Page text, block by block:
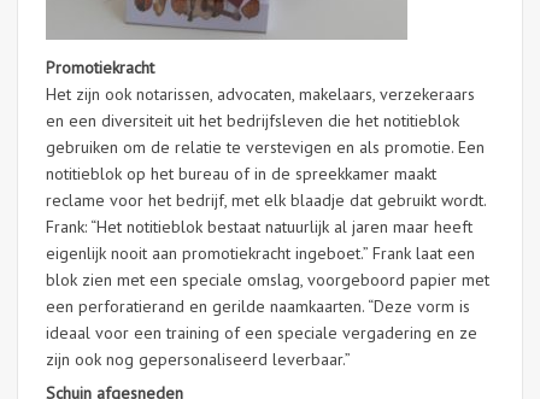
Promotiekracht
Het zijn ook notarissen, advocaten, makelaars, verzekeraars
en een diversiteit uit het bedrijfsleven die het notitieblok
gebruiken om de relatie te verstevigen en als promotie. Een
notitieblok op het bureau of in de spreekkamer maakt
reclame voor het bedrijf, met elk blaadje dat gebruikt wordt.
Frank: “Het notitieblok bestaat natuurlijk al jaren maar heeft
eigenlijk nooit aan promotiekracht ingeboet.” Frank laat een
blok zien met een speciale omslag, voorgeboord papier met
een perforatierand en gerilde naamkaarten. “Deze vorm is
ideaal voor een training of een speciale vergadering en ze
zijn ook nog gepersonaliseerd leverbaar.”
Schuin afgesneden